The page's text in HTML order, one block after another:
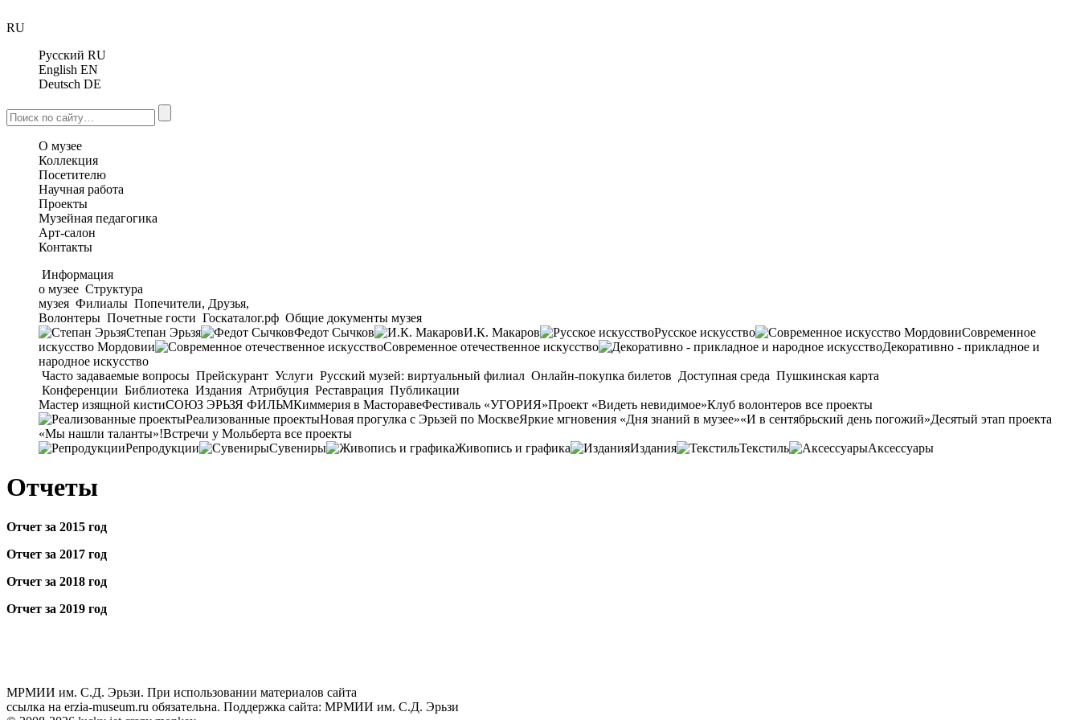
RU
Русский RU
English EN
Deutsch DE
О музее
Коллекция
Посетителю
Научная работа
Проекты
Музейная педагогика
Арт-салон
Контакты
Информация
о музее Структура
музея Филиалы Попечители, Друзья,
Волонтеры Почетные гости Госкаталог.рф Общие документы музея
Степан Эрьзя
Федот Сычков И.К. Макаров Русское искусство
Современное
искусство Мордовии
Современное отечественное искусство
Декоративно - прикладное и
народное искусство
Часто задаваемые вопросы Прейскурант Услуги Русский музей: виртуальный филиал Онлайн-покупка билетов Доступная среда Пушкинская карта
Конференции Библиотека Издания Атрибуция Реставрация Публикации
Мастер изящной кистиСОЮЗ ЭРЬЗЯ ФИЛЬМКиммерия в МасторавеФестиваль «УГОРИЯ»Проект «Видеть невидимое»Клуб волонтеров все проекты
Реализованные проектыНовая прогулка с Эрьзей по МосквеЯркие мгновения «Дня знаний в музее»«И в сентябрьский день погожий»Десятый этап проекта
«Мы нашли таланты»!Встречи у Мольберта все проекты
Репродукции
Сувениры Живопись и графика Издания Текстиль Аксессуары
Отчеты
Отчет за 2015 год
Отчет за 2017 год
Отчет за 2018 год
Отчет за 2019 год
МРМИИ им. С.Д. Эрьзи. При использовании материалов сайта
ссылка на erzia-museum.ru обязательна. Поддержка сайта: МРМИИ им. С.Д. Эрьзи